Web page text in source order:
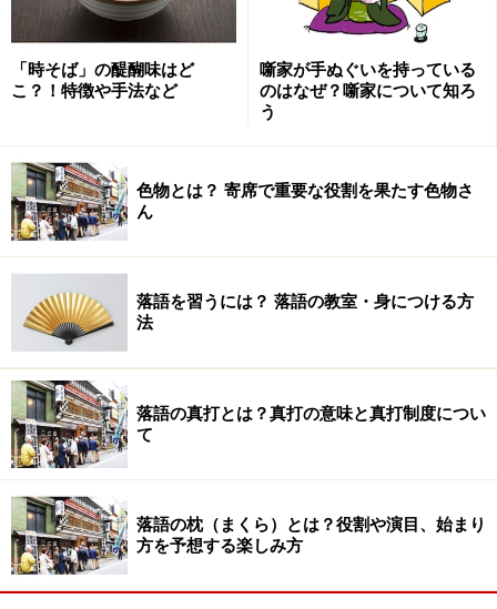
「時そば」の醍醐味はど
こ？！特徴や手法など
噺家が手ぬぐいを持っている
のはなぜ？噺家について知ろ
う
色物とは？ 寄席で重要な役割を果たす色物さ
ん
落語を習うには？ 落語の教室・身につける方
法
落語の真打とは？真打の意味と真打制度につい
て
落語の枕（まくら）とは？役割や演目、始まり
方を予想する楽しみ方